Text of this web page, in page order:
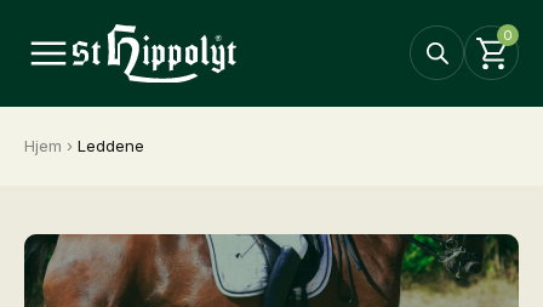
0
Hjem › Leddene